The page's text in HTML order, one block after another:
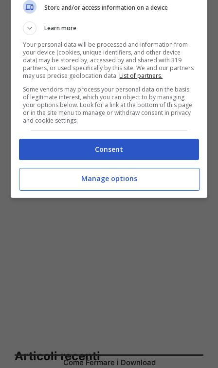
“Il Comune di Formia – commenta il Sindaco
Sandro Bartolomeo – offre il suo contributo
ad una iniziativa importante che sintetizza
l’obiettivo di favorire l’inclusione delle persone
diversamente abili con quello di sensibilizzare
l’opinione pubblica sull’importanza
dell’integrazione. Il film sarà girato per la gran
parte a Formia. Lo stesso cast sarà ospite di
Domenica In, protagonista di una campagna
di comunicazione nazionale che, nel segno di
una causa giusta, contribuirà a promuovere
l’immagine della città in Italia e nel mondo”.
Articoli recentiCome Fermare i Download
Store and/or access information on a device
Learn more
Your personal data will be processed and information from
your device (cookies, unique identifiers, and other device
data) may be stored by, accessed by and shared with 319
partners, or used specifically by this site. We and our partners
may use precise geolocation data. List of partners.
Some vendors may process your personal data on the basis
of legitimate interest, which you can object to by managing
your options below. Look for a link at the bottom of this page
or in the site menu to manage or withdraw consent in privacy
and cookie settings.
Consent
Manage options